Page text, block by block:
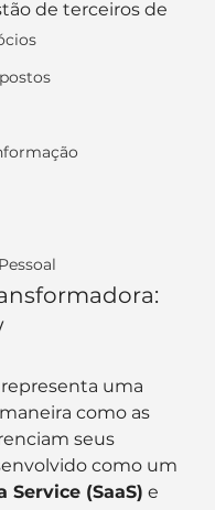
de terceiros de
uma
como as
seus
como um
Service (SaaS) e